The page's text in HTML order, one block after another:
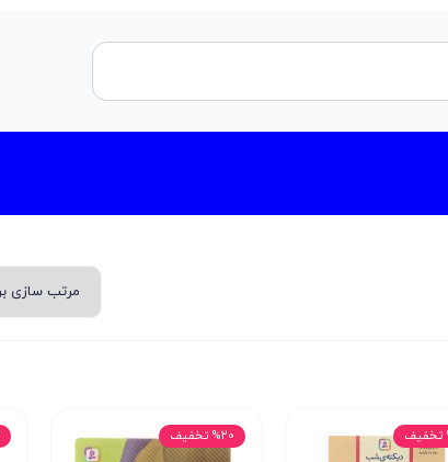
%20 تخفیف